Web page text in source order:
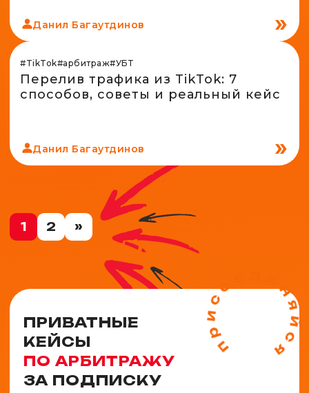
Данил Багаутдинов
#TikTok#арбитраж#УБТ
Перелив трафика из TikTok: 7
способов, советы и реальный кейс
Данил Багаутдинов
1 2 »
ПРИВАТНЫЕ
КЕЙСЫ
ПО АРБИТРАЖУ
ЗА ПОДПИСКУ